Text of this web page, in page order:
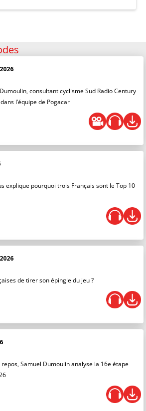
consultant cyclisme Sud Radio Century
l’équipe de Pogacar
explique pourquoi trois Français sont le Top 10
de tirer son épingle du jeu ?
Samuel Dumoulin analyse la 16e étape